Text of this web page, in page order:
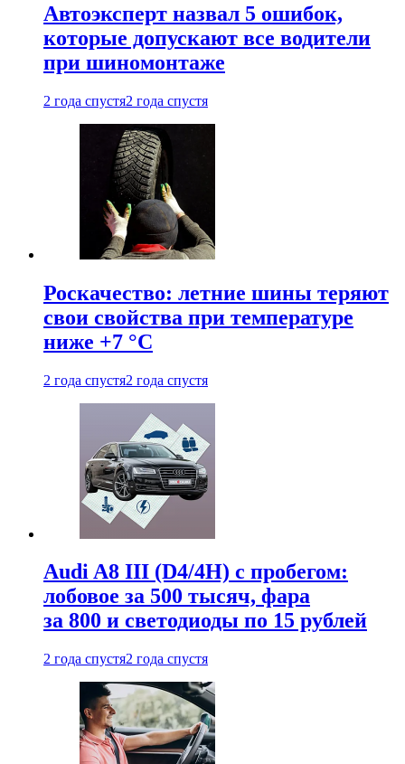
Автоэксперт назвал 5 ошибок,
которые допускают все водители
при шиномонтаже
2 года спустя2 года спустя
Роскачество: летние шины теряют
свои свойства при температуре
ниже +7 °C
2 года спустя2 года спустя
Audi A8 III (D4/4H) c пробегом:
лобовое за 500 тысяч, фара
за 800 и светодиоды по 15 рублей
2 года спустя2 года спустя